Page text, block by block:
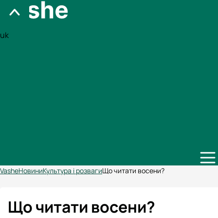
uk
VasheНовиниКультура і розвагиЩо читати восени?
Що читати восени?